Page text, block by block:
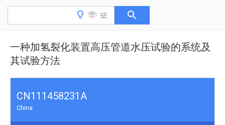
一种加氢裂化装置高压管道水压试验的系统及
其试验方法
CN111458231A
China